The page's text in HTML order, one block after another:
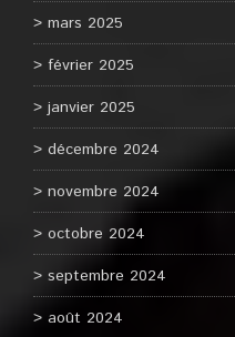
mars 2025
février 2025
janvier 2025
décembre 2024
novembre 2024
octobre 2024
septembre 2024
août 2024